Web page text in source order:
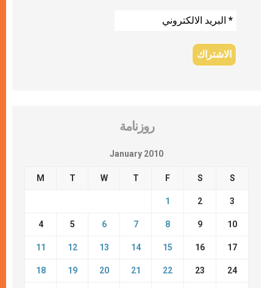
روزنامة
January 2010
M T W T F S S
1 2 3
4 5 6 7 8 9 10
11 12 13 14 15 16 17
18 19 20 21 22 23 24